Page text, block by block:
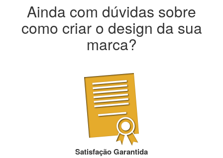
Ainda com dúvidas sobre
como criar o design da sua
marca?
Satisfação Garantida